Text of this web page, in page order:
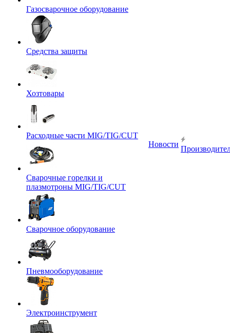
Газосварочное оборудование
Средства защиты
Хозтовары
Расходные части MIG/TIG/CUT
Сварочные горелки и
плазмотроны MIG/TIG/CUT
Сварочное оборудование
Пневмооборудование
Электроинструмент
Новости